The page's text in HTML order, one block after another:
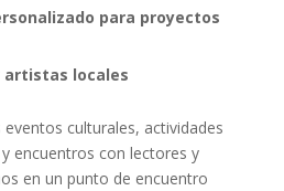
para proyectos
artistas locales
culturales, actividades
encuentros con lectores y
en un punto de encuentro